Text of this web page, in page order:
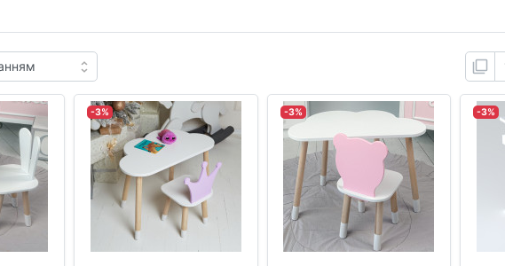
-3% -3% -3%